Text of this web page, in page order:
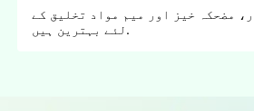
مضحکہ خیز اور میم مواد تخلیق کے
لئے بہترین ہیں.